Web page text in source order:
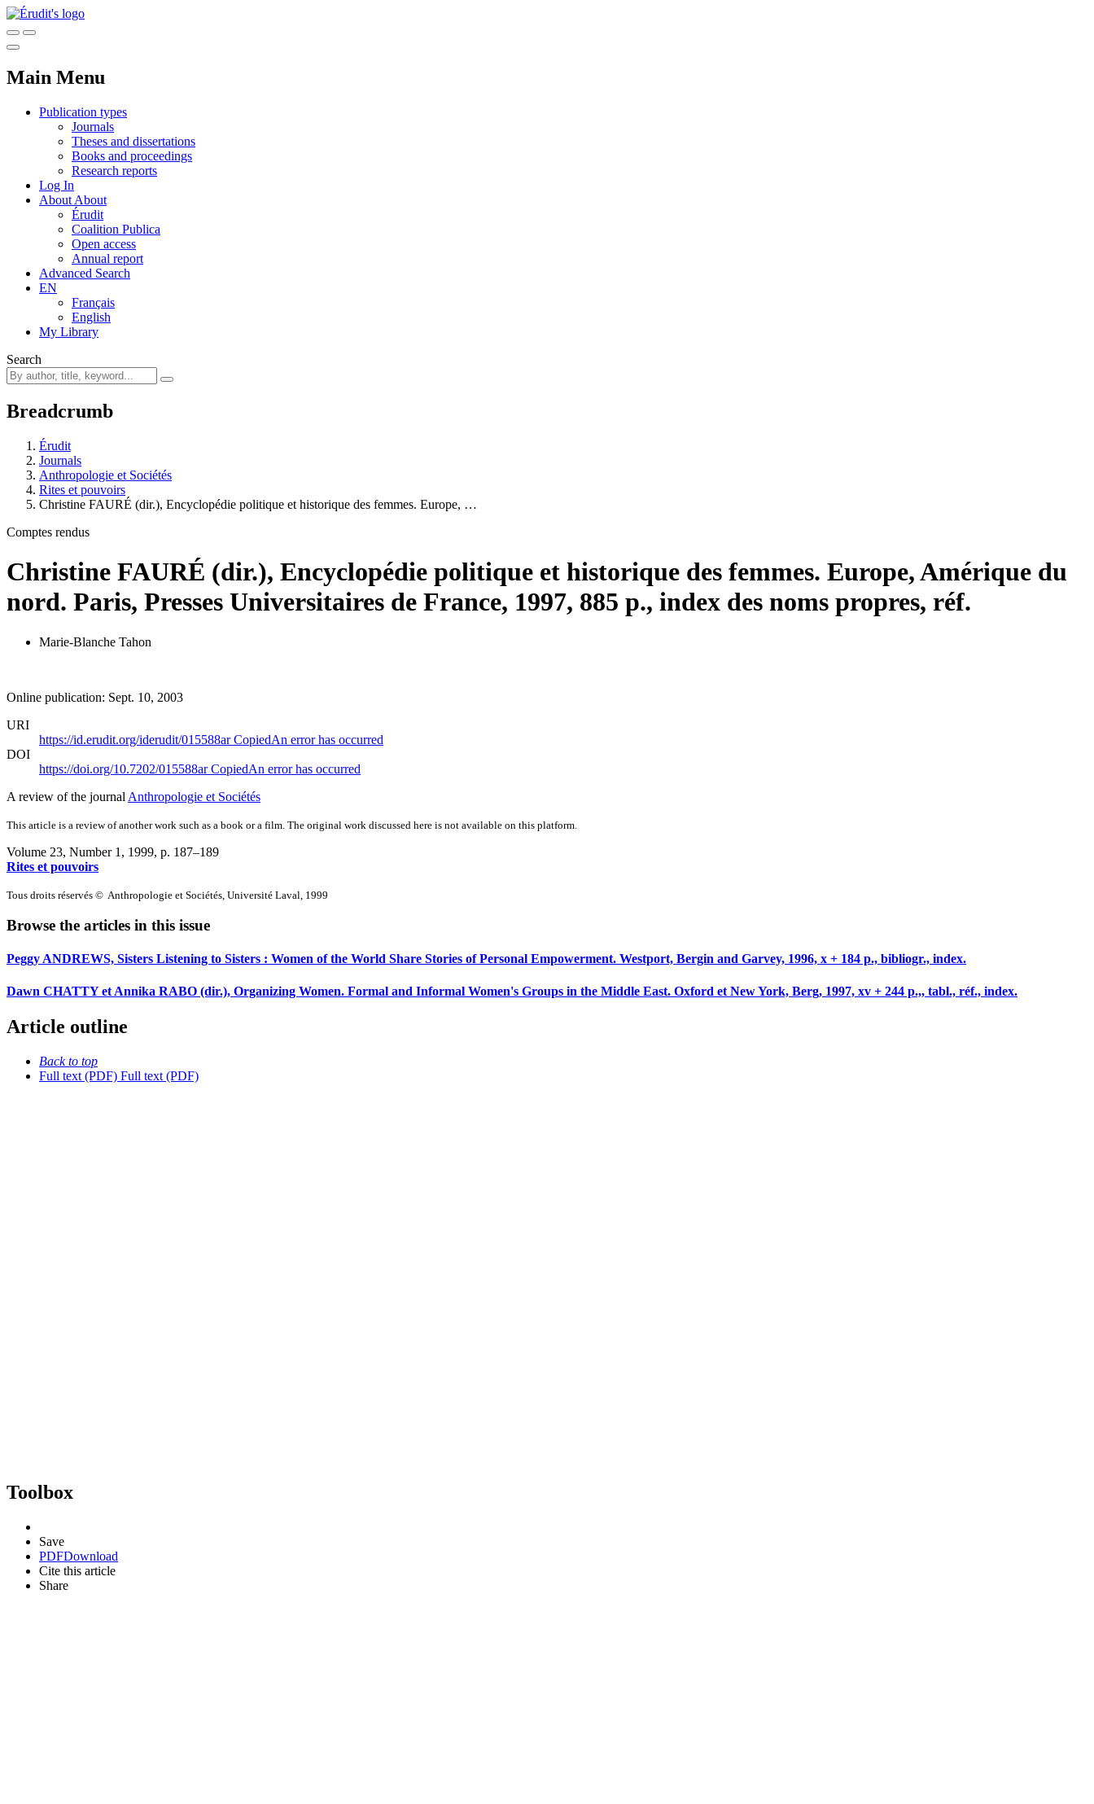
Main Menu
Publication types
Journals
Theses and dissertations
Books and proceedings
Research reports
Log In
About About
Érudit
Coalition Publica
Open access
Annual report
Advanced Search
EN
Français
English
My Library
Search
Breadcrumb
Érudit
Journals
Anthropologie et Sociétés
Rites et pouvoirs
Christine FAURÉ (dir.), Encyclopédie politique et historique des femmes. Europe, …
Comptes rendus
Christine FAURÉ (dir.), Encyclopédie politique et historique des femmes. Europe, Amérique du
nord. Paris, Presses Universitaires de France, 1997, 885 p., index des noms propres, réf.
Marie-Blanche Tahon
Online publication: Sept. 10, 2003
URI
https://id.erudit.org/iderudit/015588arCopiedAn error has occurred
DOI
https://doi.org/10.7202/015588arCopiedAn error has occurred
A review of the journal Anthropologie et Sociétés
This article is a review of another work such as a book or a film. The original work discussed here is not available on this platform.
Volume 23, Number 1, 1999, p. 187–189
Rites et pouvoirs
Tous droits réservés © Anthropologie et Sociétés, Université Laval, 1999
Browse the articles in this issue
Peggy ANDREWS, Sisters Listening to Sisters : Women of the World Share Stories of Personal Empowerment. Westport, Bergin and Garvey, 1996, x + 184 p., bibliogr., index.
Dawn CHATTY et Annika RABO (dir.), Organizing Women. Formal and Informal Women's Groups in the Middle East. Oxford et New York, Berg, 1997, xv + 244 p.,, tabl., réf., index.
Article outline
Back to top
Full text (PDF) Full text (PDF)
Toolbox
Save
PDFDownload
Cite this article
Share